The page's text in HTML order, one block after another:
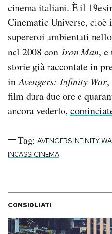
cinema italiani. È il
Cinematic Universe,
supereroi ambientati
nel 2008 con Iron Man, e
storie già raccontate in
inAvengers: Infinity War,
film dura due ore e
ancora vederlo,
Tag: AVENGERS INFINITY
INCASSI CINEMA
CONSIGLIATI